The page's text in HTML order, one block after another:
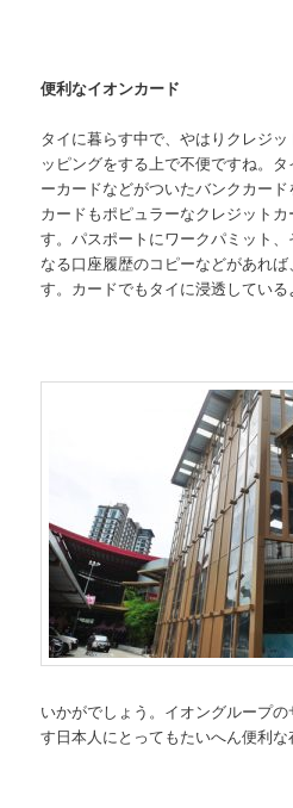
便利なイオンカード
タイに暮らす中で、やはりクレジ
ッピングをする上で不便ですね。
ーカードなどがついたバンクカー
カードもポピュラーなクレジット
す。パスポートにワークパミット
なる口座履歴のコピーなどがあれ
す。カードでもタイに浸透している
いかがでしょう。イオングループ
す日本人にとってもたいへん便利な